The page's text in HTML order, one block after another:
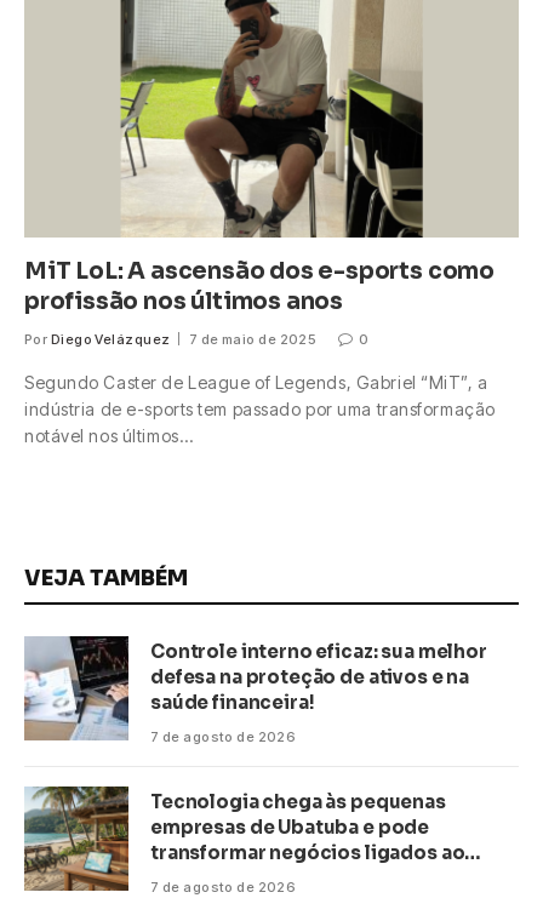
MiT LoL: A ascensão dos e-sports como
profissão nos últimos anos
Por Diego Velázquez 7 de maio de 2025 0
Segundo Caster de League of Legends, Gabriel “MiT”, a
indústria de e-sports tem passado por uma transformação
notável nos últimos…
VEJA TAMBÉM
Controle interno eficaz: sua melhor
defesa na proteção de ativos e na
saúde financeira!
7 de agosto de 2026
Tecnologia chega às pequenas
empresas de Ubatuba e pode
transformar negócios ligados ao
turismo no litoral
7 de agosto de 2026